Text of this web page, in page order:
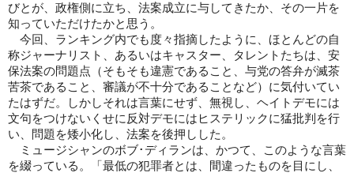
びとが、政権側に立ち、法案成立に与してきたか、その一片を
知っていただけたかと思う。
今回、ランキング内でも度々指摘したように、ほとんどの自
称ジャーナリスト、あるいはキャスター、タレントたちは、安
保法案の問題点（そもそも違憲であること、与党の答弁が滅茶
苦茶であること、審議が不十分であることなど）に気付いてい
たはずだ。しかしそれは言葉にせず、無視し、ヘイトデモには
文句をつけないくせに反対デモにはヒステリックに猛批判を行
い、問題を矮小化し、法案を後押しした。
ミュージシャンのボブ･ディランは、かつて、このような言葉
を綴っている。「最低の犯罪者とは、間違ったものを目にし、